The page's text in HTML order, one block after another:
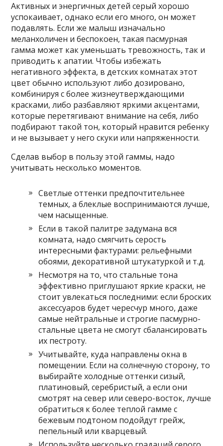
Активных и энергичных детей серый хорошо
успокаивает, однако если его много, он может
подавлять. Если же малыш изначально
меланхоличен и беспокоен, такая пасмурная
гамма может как уменьшать тревожность, так и
приводить к апатии. Чтобы избежать
негативного эффекта, в детских комнатах этот
цвет обычно используют либо дозировано,
комбинируя с более жизнеутверждающими
красками, либо разбавляют яркими акцентами,
которые перетягивают внимание на себя, либо
подбирают такой тон, который нравится ребенку
и не вызывает у него скуки или напряженности.
Сделав выбор в пользу этой гаммы, надо
учитывать несколько моментов.
Светлые оттенки предпочтительнее
темных, а блеклые воспринимаются лучше,
чем насыщенные.
Если в такой палитре задумана вся
комната, надо смягчить серость
интересными фактурами: рельефными
обоями, декоративной штукатуркой и т.д.
Несмотря на то, что стальные тона
эффективно приглушают яркие краски, не
стоит увлекаться последними: если броских
аксессуаров будет чересчур много, даже
самые нейтральные и строгие пасмурно-
стальные цвета не смогут сбалансировать
их пестроту.
Учитывайте, куда направлены окна в
помещении. Если на солнечную сторону, то
выбирайте холодные оттенки сизый,
платиновый, серебристый, а если они
смотрят на север или северо-восток, лучше
обратиться к более теплой гамме с
бежевым подтоном подойдут грейж,
пепельный или кварцевый.